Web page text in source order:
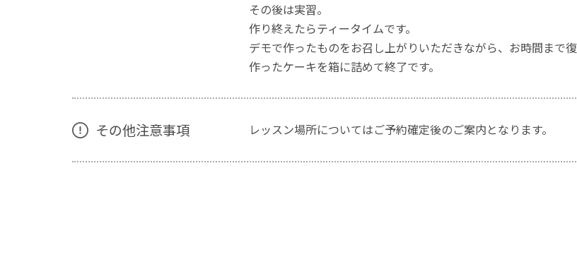
その後は実習。
作り終えたらティータイムです。
デモで作ったものをお召し上がりいただきながら、お時間まで復
作ったケーキを箱に詰めて終了です。
その他注意事項 レッスン場所についてはご予約確定後のご案内となります。